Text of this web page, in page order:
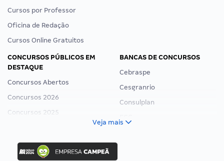
Cursos por Professor
Oficina de Redação
Cursos Online Gratuitos
CONCURSOS PÚBLICOS EM
DESTAQUE
Concursos Abertos
Concursos 2026
Concursos 2025
Concurso Ibama
Concurso MPU
BANCAS DE CONCURSOS
Cebraspe
Cesgranrio
Consulplan
Veja mais